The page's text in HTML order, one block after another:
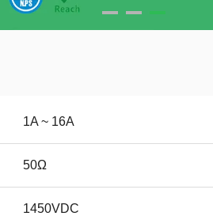
1A ~ 16A
50Ω
1450VDC